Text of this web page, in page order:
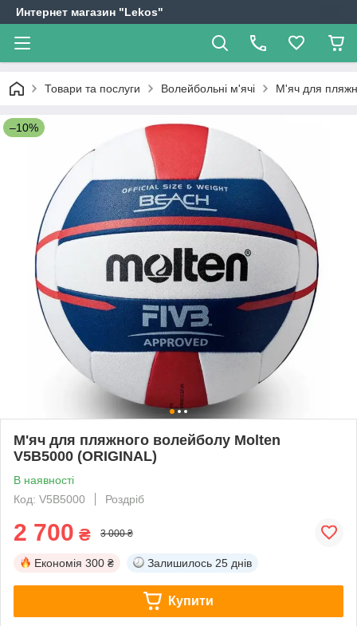
Интернет магазин "Lekos"
Товари та послуги Волейбольні м'ячі М'яч для
–10%
М'яч для пляжного волейболу Molten
V5B5000 (ORIGINAL)
В наявності
Код: V5B5000
Роздріб
2 700 ₴ 3 000 ₴
Економія 300 ₴ Залишилось 25 днів
Купити